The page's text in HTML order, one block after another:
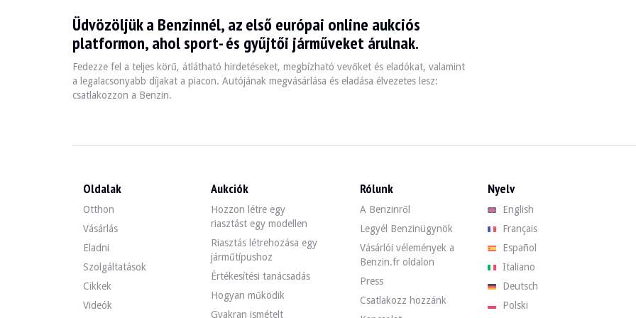
La BMW Série 3 E90/E91/E92/E93, produite entre 2005 et 2013, est une berline emblématique qui a su captiver les
Fiche technique
Guide de l'acheteur
Lors de l'achat d'une BMW Série 3 E90/E91/E92/E93, il est essentiel de vérifier l'historique d'entretien et de se méfier des
Fedezze fel az összes eladó BMW Serie 3 e90 e91 e92 e93 hirdetésünket. Találja meg használt BMW Serie 3 e90 e91 e92
BMW Serie 3 e90 e91 e92 e93 — Eladva
Üdvözöljük a Benzinnél, az első európai online aukciós
platformon, ahol sport- és gyűjtői járműveket árulnak.
Fedezze fel a teljes körű, átlátható hirdetéseket, megbízható vevőket és eladókat, valamint
a legalacsonyabb díjakat a piacon. Autójának megvásárlása és eladása élvezetes lesz:
csatlakozzon a Benzin.
Oldalak
Otthon
Vásárlás
Eladni
Szolgáltatások
Cikkek
Videók
Aukciók
Hozzon létre egy
riasztást egy modellen
Riasztás létrehozása egy
járműtípushoz
Értékesítési tanácsadás
Hogyan működik
Gyakran ismételt
Rólunk
A Benzinről
Legyél Benzinügynök
Vásárlói vélemények a
Benzin.fr oldalon
Press
Csatlakozz hozzánk
Nyelv
English
Français
Español
Italiano
Deutsch
Polski